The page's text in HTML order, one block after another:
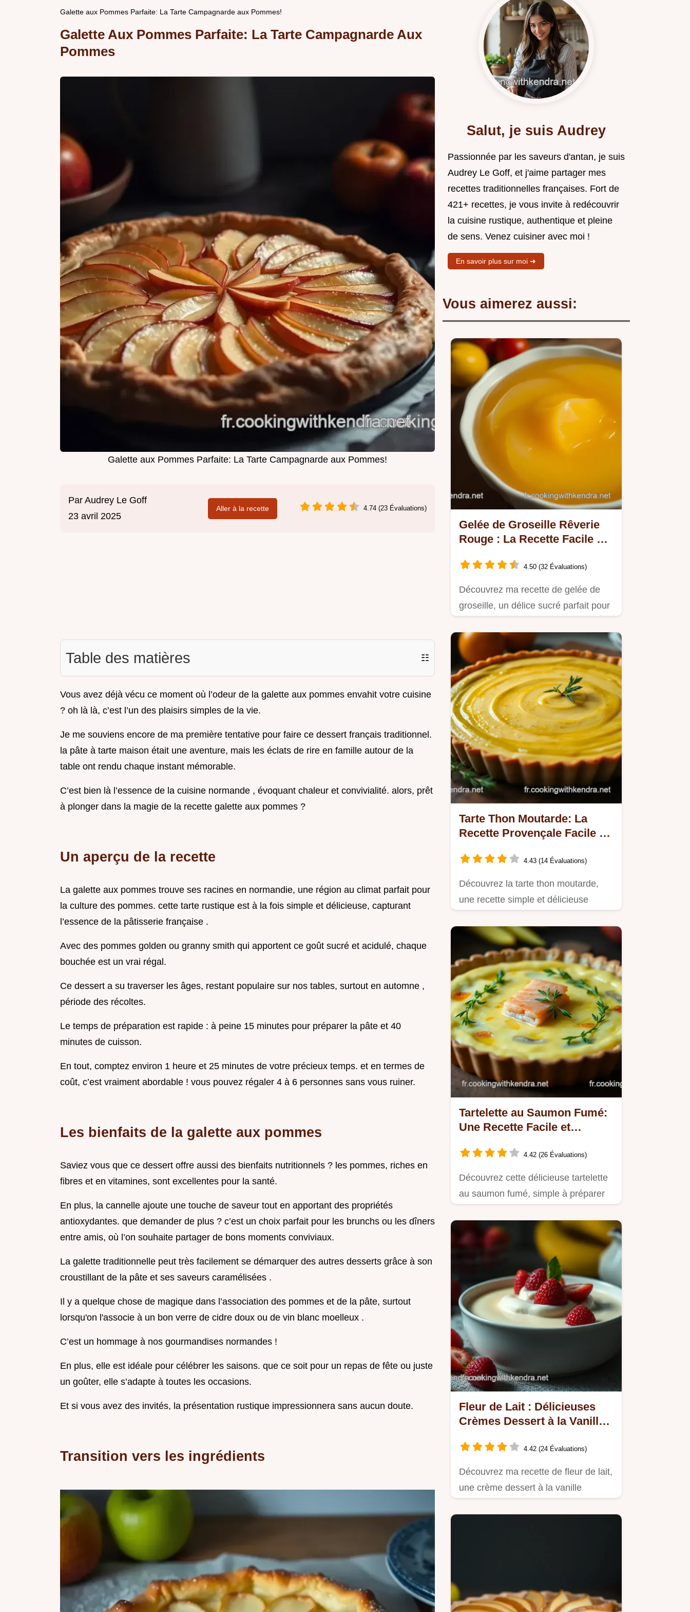
Galette aux Pommes Parfaite: La Tarte Campagnarde aux Pommes!
Galette Aux Pommes Parfaite: La Tarte Campagnarde Aux
Pommes
Galette aux Pommes Parfaite: La Tarte Campagnarde aux Pommes!
Par Audrey Le Goff
23 avril 2025
Aller à la recette 4.74 (23 Évaluations)
Table des matières ☷
Vous avez déjà vécu ce moment où l’odeur de la galette aux pommes envahit votre cuisine
? oh là là, c’est l’un des plaisirs simples de la vie.
Je me souviens encore de ma première tentative pour faire ce dessert français traditionnel.
la pâte à tarte maison était une aventure, mais les éclats de rire en famille autour de la
table ont rendu chaque instant mémorable.
C’est bien là l’essence de la cuisine normande , évoquant chaleur et convivialité. alors, prêt
à plonger dans la magie de la recette galette aux pommes ?
Un aperçu de la recette
La galette aux pommes trouve ses racines en normandie, une région au climat parfait pour
la culture des pommes. cette tarte rustique est à la fois simple et délicieuse, capturant
l’essence de la pâtisserie française .
Avec des pommes golden ou granny smith qui apportent ce goût sucré et acidulé, chaque
bouchée est un vrai régal.
Ce dessert a su traverser les âges, restant populaire sur nos tables, surtout en automne ,
période des récoltes.
Le temps de préparation est rapide : à peine 15 minutes pour préparer la pâte et 40
minutes de cuisson.
En tout, comptez environ 1 heure et 25 minutes de votre précieux temps. et en termes de
coût, c’est vraiment abordable ! vous pouvez régaler 4 à 6 personnes sans vous ruiner.
Les bienfaits de la galette aux pommes
Saviez vous que ce dessert offre aussi des bienfaits nutritionnels ? les pommes, riches en
fibres et en vitamines, sont excellentes pour la santé.
En plus, la cannelle ajoute une touche de saveur tout en apportant des propriétés
antioxydantes. que demander de plus ? c’est un choix parfait pour les brunchs ou les dîners
entre amis, où l’on souhaite partager de bons moments conviviaux.
La galette traditionnelle peut très facilement se démarquer des autres desserts grâce à son
croustillant de la pâte et ses saveurs caramélisées .
Il y a quelque chose de magique dans l’association des pommes et de la pâte, surtout
lorsqu'on l'associe à un bon verre de cidre doux ou de vin blanc moelleux .
C’est un hommage à nos gourmandises normandes !
En plus, elle est idéale pour célébrer les saisons. que ce soit pour un repas de fête ou juste
un goûter, elle s’adapte à toutes les occasions.
Et si vous avez des invités, la présentation rustique impressionnera sans aucun doute.
Transition vers les ingrédients
Salut, je suis Audrey
Passionnée par les saveurs d'antan, je suis
Audrey Le Goff, et j'aime partager mes
recettes traditionnelles françaises. Fort de
421+ recettes, je vous invite à redécouvrir
la cuisine rustique, authentique et pleine
de sens. Venez cuisiner avec moi !
En savoir plus sur moi ➜
Vous aimerez aussi:
Gelée de Groseille Rêverie
Rouge : La Recette Facile et
4.50 (32 Évaluations)
Découvrez ma recette de gelée de
groseille, un délice sucré parfait pour
Tarte Thon Moutarde: La
Recette Provençale Facile et
4.43 (14 Évaluations)
Découvrez la tarte thon moutarde,
une recette simple et délicieuse
Tartelette au Saumon Fumé:
Une Recette Facile et
4.42 (26 Évaluations)
Découvrez cette délicieuse tartelette
au saumon fumé, simple à préparer
Fleur de Lait : Délicieuses
Crèmes Dessert à la Vanille
4.42 (24 Évaluations)
Découvrez ma recette de fleur de lait,
une crème dessert à la vanille